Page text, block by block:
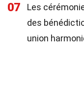
07
Les
des
union